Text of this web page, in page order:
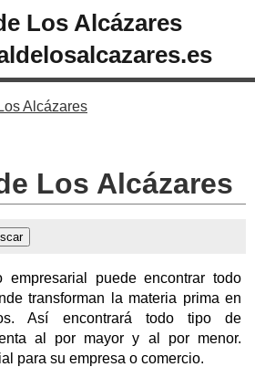
Los Alcázares
Alcázares
Los Alcázares
empresarial puede encontrar todo
transforman la materia prima en
Así encontrará todo tipo de
al por mayor y al por menor.
para su empresa o comercio.